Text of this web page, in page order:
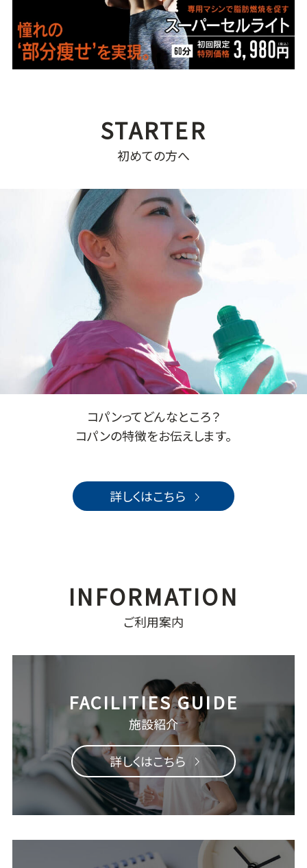
初めての方へ
コパンってどんなところ？
コパンの特徴をお伝えします。
詳しくはこちら
ご利用案内
施設紹介
詳しくはこちら